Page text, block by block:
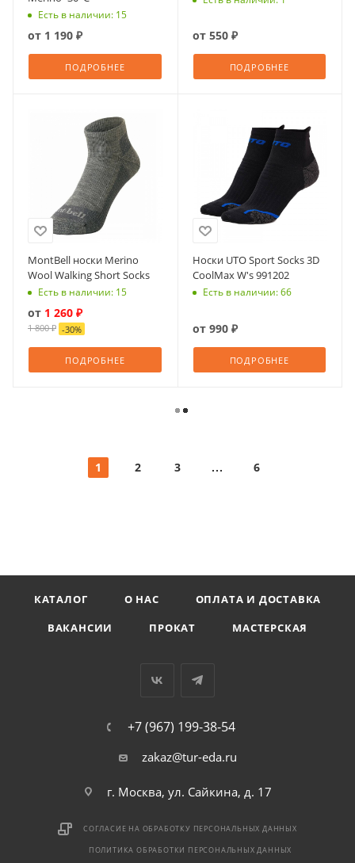
Есть в наличии: 15
от 1 190 ₽
ПОДРОБНЕЕ
от 550 ₽
ПОДРОБНЕЕ
MontBell носки Merino
Wool Walking Short Socks
Есть в наличии: 15
от 1 260 ₽
1 800 ₽ -30%
ПОДРОБНЕЕ
Носки UTO Sport Socks 3D
CoolMax W's 991202
Есть в наличии: 66
от 990 ₽
ПОДРОБНЕЕ
1 2 3 6
КАТАЛОГ О НАС
ОПЛАТА И ДОСТАВКА
ВАКАНСИИ
ПРОКАТ МАСТЕРСКАЯ
+7 (967) 199-38-54
zakaz@tur-eda.ru
г. Москва, ул. Сайкина, д. 17
СОГЛАСИЕ НА ОБРАБОТКУ ПЕРСОНАЛЬНЫХ ДАННЫХ
ПОЛИТИКА ОБРАБОТКИ ПЕРСОНАЛЬНЫХ ДАННЫХ